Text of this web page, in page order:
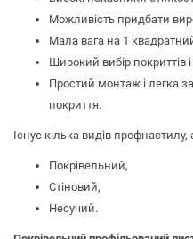
Можливість придбати
Мала вага на 1
Широкий вибір покриттів
Простий монтаж і легка
покриття.
Існує кілька видів профнастилу,
Покрівельний,
Стіновий,
Несучий.